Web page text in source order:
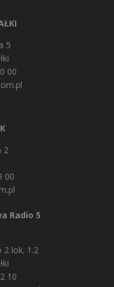
5
00
2
00
Radio 5
2 lok. 1.2
10